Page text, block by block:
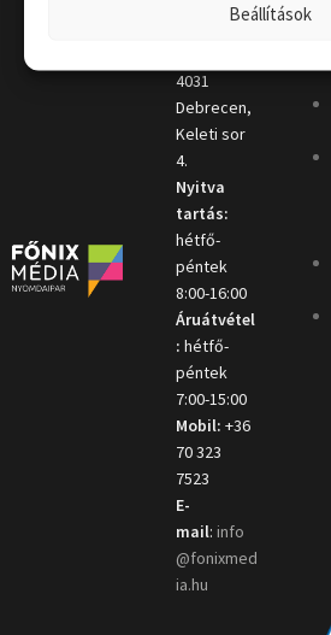
Beállítások
4031
Debrecen,
Keleti sor
4.
Nyitva
tartás:
hétfő-
péntek
8:00-16:00
Áruátvétel
: hétfő-
péntek
7:00-15:00
Mobil: +36
70 323
7523
E-
mail: info
@fonixmed
ia.hu